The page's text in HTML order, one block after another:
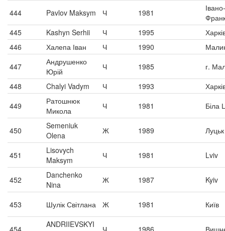
444 Pavlov Maksym Ч 1981
Івано-
445
Kashyn Serhii Ч 1995
446
Халепа Іван Ч 1990
447
Андрушенко
Юрій
Ч 1985
г.
448
Chalyi Vadym Ч 1993
449
Ратошнюк
Микола
Ч 1981 Біла
450
Semeniuk
Olena
Ж 1989 Луцьк
451
Lisovych
Maksym
Ч 1981 Lviv
452
Danchenko
Nina
Ж 1987 Kyiv
453 Шулік Світлана Ж 1981 Київ
454
ANDRIIEVSKYI
Ч 1986